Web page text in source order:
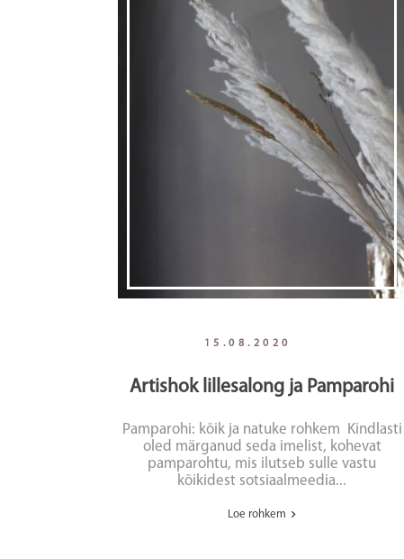
15.08.2020
Artishok lillesalong ja Pamparohi
Pamparohi: kõik ja natuke rohkem Kindlasti
oled märganud seda imelist, kohevat
pamparohtu, mis ilutseb sulle vastu
kõikidest sotsiaalmeedia...
Loe rohkem